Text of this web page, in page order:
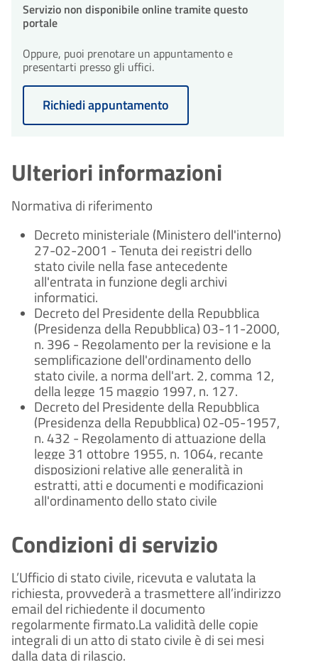
Servizio non disponibile online tramite questo
portale
Oppure, puoi prenotare un appuntamento e
presentarti presso gli uffici.
Richiedi appuntamento
Ulteriori informazioni
Normativa di riferimento
Decreto ministeriale (Ministero dell'interno)
27-02-2001 - Tenuta dei registri dello
stato civile nella fase antecedente
all'entrata in funzione degli archivi
informatici.
Decreto del Presidente della Repubblica
(Presidenza della Repubblica) 03-11-2000,
n. 396 - Regolamento per la revisione e la
semplificazione dell'ordinamento dello
stato civile, a norma dell'art. 2, comma 12,
della legge 15 maggio 1997, n. 127.
Decreto del Presidente della Repubblica
(Presidenza della Repubblica) 02-05-1957,
n. 432 - Regolamento di attuazione della
legge 31 ottobre 1955, n. 1064, recante
disposizioni relative alle generalità in
estratti, atti e documenti e modificazioni
all'ordinamento dello stato civile
Condizioni di servizio
L’Ufficio di stato civile, ricevuta e valutata la
richiesta, provvederà a trasmettere all’indirizzo
email del richiedente il documento
regolarmente firmato.La validità delle copie
integrali di un atto di stato civile è di sei mesi
dalla data di rilascio.